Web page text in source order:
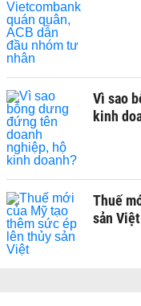
Vì sao
kinh
Thuế
sản Việt